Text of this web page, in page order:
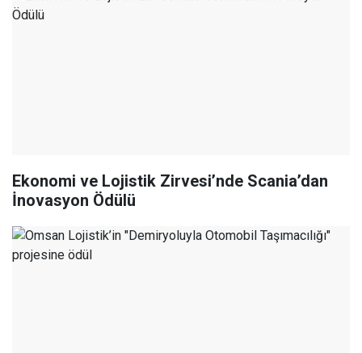
Ekonomi ve Lojistik Zirvesi’nde Scania’dan
İnovasyon Ödülü